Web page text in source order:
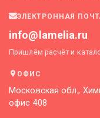
ЭЛЕКТРОННАЯ
info@lamelia.ru
Пришлём расчёт и
ОФИС
Московская обл.,
офис 408